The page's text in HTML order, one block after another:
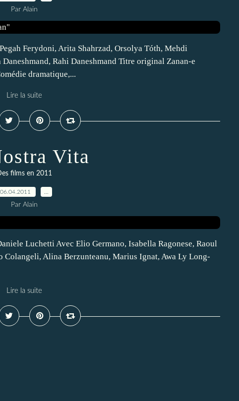
Par Alain
Ferydoni, Arita Shahrzad, Orsolya Tóth, Mehdi
Rahi Daneshmand Titre original Zanan-e
dramatique,...
Lire la suite
Vita
films en 2011
06.04.2011
Par Alain
Luchetti Avec Elio Germano, Isabella Ragonese, Raoul
Alina Berzunteanu, Marius Ignat, Awa Ly Long-
Lire la suite